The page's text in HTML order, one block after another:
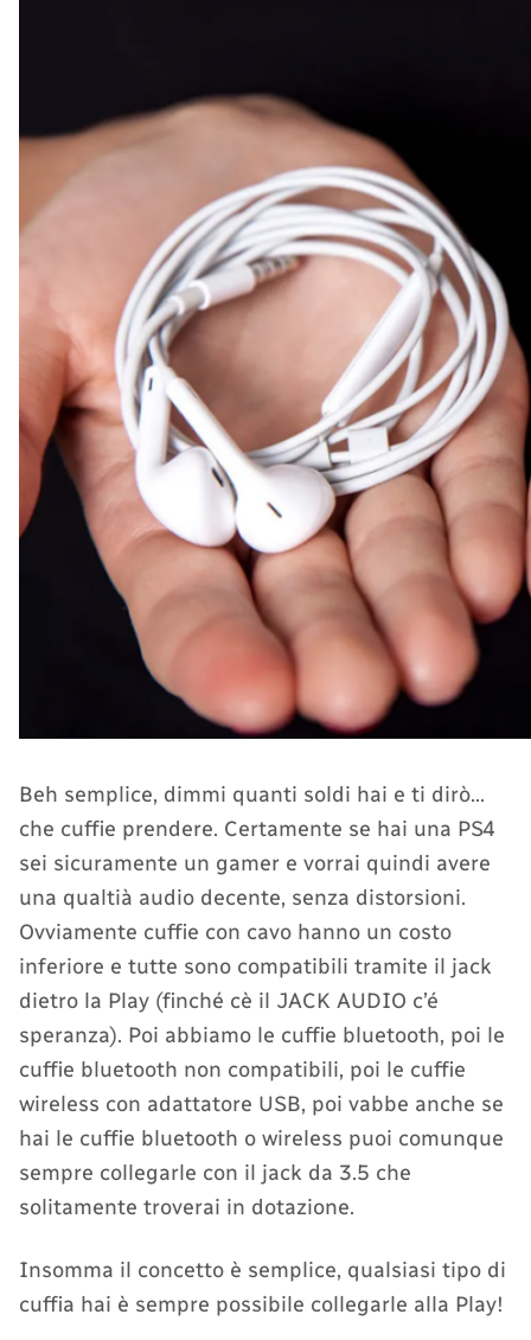
Beh semplice, dimmi quanti soldi hai e ti dirò…
che cuffie prendere. Certamente se hai una PS4
sei sicuramente un gamer e vorrai quindi avere
una qualtià audio decente, senza distorsioni.
Ovviamente cuffie con cavo hanno un costo
inferiore e tutte sono compatibili tramite il jack
dietro la Play (finché cè il JACK AUDIO c’é
speranza). Poi abbiamo le cuffie bluetooth, poi le
cuffie bluetooth non compatibili, poi le cuffie
wireless con adattatore USB, poi vabbe anche se
hai le cuffie bluetooth o wireless puoi comunque
sempre collegarle con il jack da 3.5 che
solitamente troverai in dotazione.
Insomma il concetto è semplice, qualsiasi tipo di
cuffia hai è sempre possibile collegarle alla Play!